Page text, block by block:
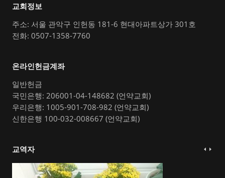
교회정보
주소: 서울 관악구 인헌동 181-6 현대아파트상가 301호
전화: 0507-1358-7760
온라인헌금계좌
일반헌금
국민은행: 206001-04-148682 (언약교회)
우리은행: 1005-901-708-982 (언약교회)
신한은행 100-032-008667 (언약교회)
교역자